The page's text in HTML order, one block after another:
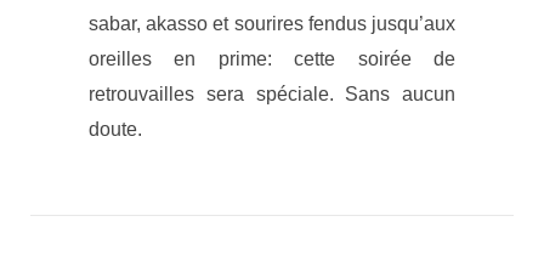
sabar, akasso et sourires fendus jusqu’aux
oreilles en prime: cette soirée de
retrouvailles sera spéciale. Sans aucun
doute.